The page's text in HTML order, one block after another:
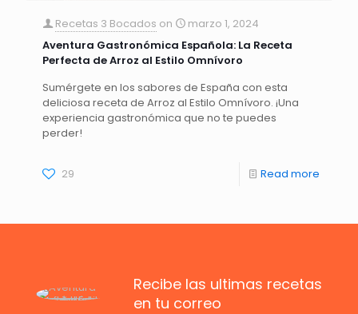
Recetas 3 Bocados on
marzo 1, 2024
Aventura Gastronómica Española: La Receta
Perfecta de Arroz al Estilo Omnívoro
Sumérgete en los sabores de España con esta
deliciosa receta de Arroz al Estilo Omnívoro. ¡Una
experiencia gastronómica que no te puedes
perder!
29 Read more
Recibe las ultimas recetas
en tu correo